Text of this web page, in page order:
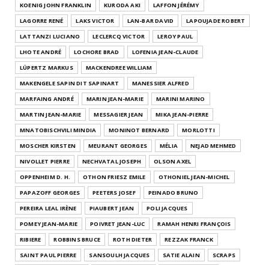
KOENIG JOHN FRANKLIN
KURODA AKI
LAFFON JÉRÉMY
LAGORRE RENÉ
LAKS VICTOR LAN-BAR DAVID
LAPOUJADE ROBERT
LATTANZI LUCIANO
LECLERCQ VICTOR
LEROY PAUL
LHOTE ANDRÉ
LOCHORE BRAD
LOFENIA JEAN-CLAUDE
LÜPERTZ MARKUS
MACKENDREE WILLIAM
MAKENGELE SAPIN DIT SAPINART
MANESSIER ALFRED
MARFAING ANDRÉ
MARIN JEAN-MARIE
MARINI MARINO
MARTIN JEAN-MARIE
MESSAGIER JEAN
MIKA JEAN-PIERRE
MNATOBISCHVILI MINDIA
MONINOT BERNARD
MORLOTTI
MOSCHER KIRSTEN
MEURANT GEORGES MÉLIA
NEJAD MEHMED
NIVOLLET PIERRE
NECHVATAL JOSEPH
OLSON AXEL
OPPENHEIM D. H.
OTHON FRIESZ EMILE
OTHONIEL JEAN-MICHEL
PAPAZOFF GEORGES
PEETERS JOSEF
PEINADO BRUNO
PEREIRA LEAL IRÈNE
PIAUBERT JEAN
POLI JACQUES
POMEY JEAN-MARIE
POIVRET JEAN-LUC
RAMAH HENRI FRANÇOIS
RIBIERE
ROBBINS BRUCE ROTH DIETER
REZZAK FRANCK
SAINT PAUL PIERRE
SANSOULH JACQUES SATIE ALAIN
SCRAPS